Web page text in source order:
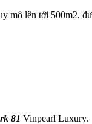
mô lên tới 500m2,
81 Vinpearl Luxury.